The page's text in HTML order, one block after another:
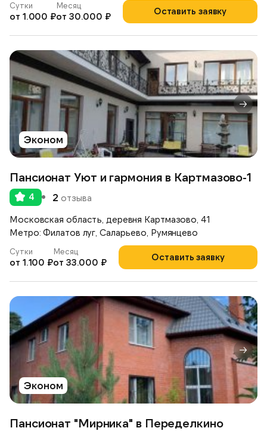
Оставить заявку
Сутки
от 1.000 ₽
Месяц
от 30.000 ₽
Эконом
Пансионат Уют и гармония в Картмазово-1
4 2 отзыва
Московская область, деревня Картмазово, 41
Метро: Филатов луг, Саларьево, Румянцево
Оставить заявку
Сутки
от 1.100 ₽
Месяц
от 33.000 ₽
Эконом
Пансионат "Мирника" в Переделкино